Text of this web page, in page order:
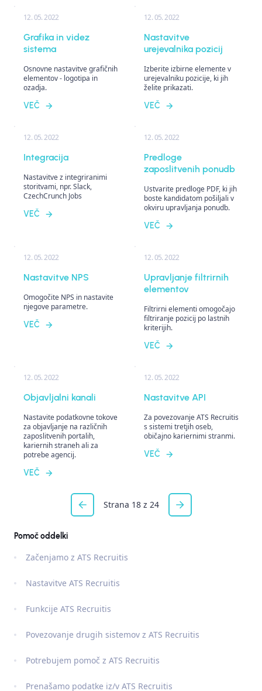
12. 05. 2022
Grafika in videz
sistema
Osnovne nastavitve grafičnih
elementov - logotipa in
ozadja.
VEČ
12. 05. 2022
Nastavitve
urejevalnika pozicij
Izberite izbirne elemente v
urejevalniku pozicije, ki jih
želite prikazati.
VEČ
12. 05. 2022
Integracija
Nastavitve z integriranimi
storitvami, npr. Slack,
CzechCrunch Jobs
VEČ
12. 05. 2022
Predloge
zaposlitvenih ponudb
Ustvarite predloge PDF, ki jih
boste kandidatom pošiljali v
okviru upravljanja ponudb.
VEČ
12. 05. 2022
Nastavitve NPS
Omogočite NPS in nastavite
njegove parametre.
VEČ
12. 05. 2022
Upravljanje filtrirnih
elementov
Filtrirni elementi omogočajo
filtriranje pozicij po lastnih
kriterijih.
VEČ
12. 05. 2022
Objavljalni kanali
Nastavite podatkovne tokove
za objavljanje na različnih
zaposlitvenih portalih,
kariernih straneh ali za
potrebe agencij.
VEČ
12. 05. 2022
Nastavitve API
Za povezovanje ATS Recruitis
s sistemi tretjih oseb,
običajno kariernimi stranmi.
VEČ
Strana 18 z 24
Pomoč oddelki
Začenjamo z ATS Recruitis
Nastavitve ATS Recruitis
Funkcije ATS Recruitis
Povezovanje drugih sistemov z ATS Recruitis
Potrebujem pomoč z ATS Recruitis
Prenašamo podatke iz/v ATS Recruitis